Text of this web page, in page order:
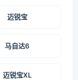
迈锐宝
马自达6
迈锐宝XL